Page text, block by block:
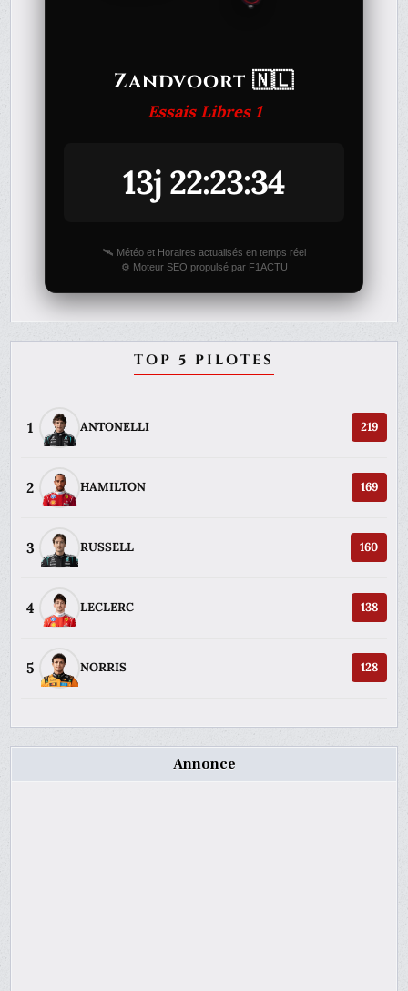
Zandvoort 🇳🇱
Essais Libres 1
13j 22:23:34
🛰️ Météo et Horaires actualisés en temps réel
⚙️ Moteur SEO propulsé par F1ACTU
TOP 5 PILOTES
1 ANTONELLI 219
2 HAMILTON 169
3 RUSSELL 160
4 LECLERC 138
5 NORRIS 128
Annonce